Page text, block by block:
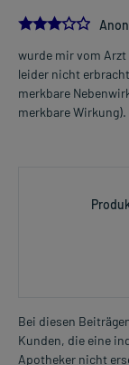
3.0
wurde mir vom
leider nicht
merkbare
merkbare Wirkung).
Bei diesen
Kunden, die eine
Apotheker nicht